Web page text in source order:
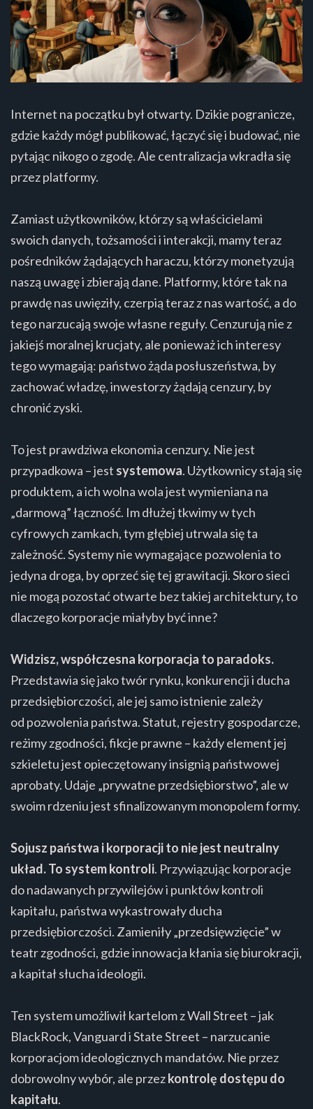
Internet na początku był otwarty. Dzikie pogranicze,
gdzie każdy mógł publikować, łączyć się i budować, nie
pytając nikogo o zgodę. Ale centralizacja wkradła się
przez platformy.
Zamiast użytkowników, którzy są właścicielami
swoich danych, tożsamości i interakcji, mamy teraz
pośredników żądających haraczu, którzy monetyzują
naszą uwagę i zbierają dane. Platformy, które tak na
prawdę nas uwięziły, czerpią teraz z nas wartość, a do
tego narzucają swoje własne reguły. Cenzurują nie z
jakiejś moralnej krucjaty, ale ponieważ ich interesy
tego wymagają: państwo żąda posłuszeństwa, by
zachować władzę, inwestorzy żądają cenzury, by
chronić zyski.
To jest prawdziwa ekonomia cenzury. Nie jest
przypadkowa – jest systemowa. Użytkownicy stają się
produktem, a ich wolna wola jest wymieniana na
„darmową” łączność. Im dłużej tkwimy w tych
cyfrowych zamkach, tym głębiej utrwala się ta
zależność. Systemy nie wymagające pozwolenia to
jedyna droga, by oprzeć się tej grawitacji. Skoro sieci
nie mogą pozostać otwarte bez takiej architektury, to
dlaczego korporacje miałyby być inne?
Widzisz, współczesna korporacja to paradoks.
Przedstawia się jako twór rynku, konkurencji i ducha
przedsiębiorczości, ale jej samo istnienie zależy
od pozwolenia państwa. Statut, rejestry gospodarcze,
reżimy zgodności, fikcje prawne – każdy element jej
szkieletu jest opieczętowany insignią państwowej
aprobaty. Udaje „prywatne przedsiębiorstwo”, ale w
swoim rdzeniu jest sfinalizowanym monopolem formy.
Sojusz państwa i korporacji to nie jest neutralny
układ.To system kontroli. Przywiązując korporacje
do nadawanych przywilejów i punktów kontroli
kapitału, państwa wykastrowały ducha
przedsiębiorczości. Zamieniły „przedsięwzięcie” w
teatr zgodności, gdzie innowacja kłania się biurokracji,
a kapitał słucha ideologii.
Ten system umożliwił kartelom z Wall Street – jak
BlackRock, Vanguard i State Street – narzucanie
korporacjom ideologicznych mandatów. Nie przez
dobrowolny wybór, ale przezkontrolę dostępu do
kapitału.